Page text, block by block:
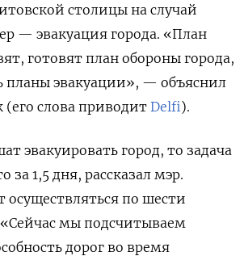
столицы на случай
— эвакуация города. «План
готовят план обороны города,
планы эвакуации», — объяснил
(его слова приводит Delfi).
эвакуировать город, то задача
за 1,5 дня, рассказал мэр.
осуществляться по шести
мы подсчитываем
дорог во время